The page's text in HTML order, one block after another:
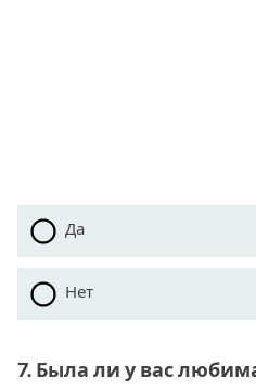
Да
Нет
7. Была ли у вас